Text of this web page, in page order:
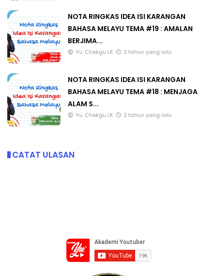
NOTA RINGKAS IDEA ISI KARANGAN
BAHASA MELAYU TEMA #19 : AMALAN
BERJIMA...
Yu. Chekgu LK 2 tahun yang lalu
NOTA RINGKAS IDEA ISI KARANGAN
BAHASA MELAYU TEMA #18 : MENJAGA
ALAM S...
Yu. Chekgu LK 2 tahun yang lalu
CATAT ULASAN